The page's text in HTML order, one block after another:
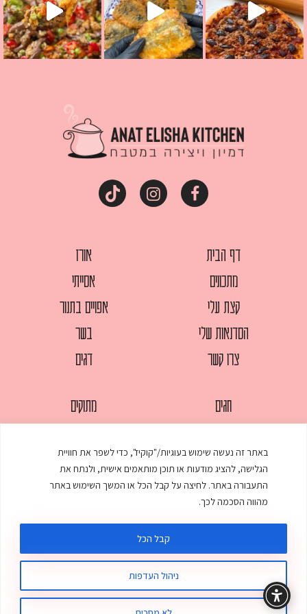
באתר זה נעשה שימוש בעוגיות/"קוקיז", כדי לשפר את חוויית
הגלישה, להציג מודעות או תוכן מותאמים אישית, ולנתח את
התעבורה באתר. לחיצה על קבל הכל או המשך השימוש באתר
מהווה הסכמה לכך.
ניהול העדפות
קבל הכל
דף הבית
מתכונים
קצת עלי
הסדנאות שלי
צרו קשר
אורז
אסייתי
אפויים בתנור
בשר
דגים
חגים
מאפים
ממולאים
מרקים
מתוקים
עוגות
עוף
© כל הזכויות שמורות לענת אלישע | עיצוב ובניית אתר
תקנון האתר מדיניות פרטיות